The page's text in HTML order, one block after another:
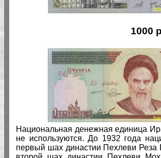
1000
Национальная денежная единица
не используются. До 1932 года
первый шах династии Пехлеви